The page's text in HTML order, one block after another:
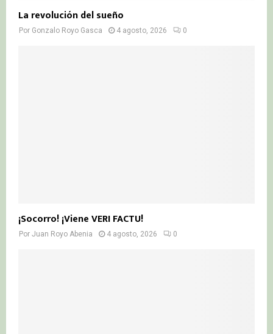
La revolución del sueño
Por Gonzalo Royo Gasca 4 agosto, 2026 0
¡Socorro! ¡Viene VERI FACTU!
Por Juan Royo Abenia 4 agosto, 2026 0